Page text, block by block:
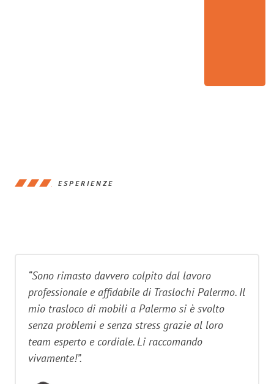
ESPERIENZE
“Sono rimasto davvero colpito dal lavoro
professionale e affidabile di Traslochi Palermo. Il
mio trasloco di mobili a Palermo si è svolto
senza problemi e senza stress grazie al loro
team esperto e cordiale. Li raccomando
vivamente!”.